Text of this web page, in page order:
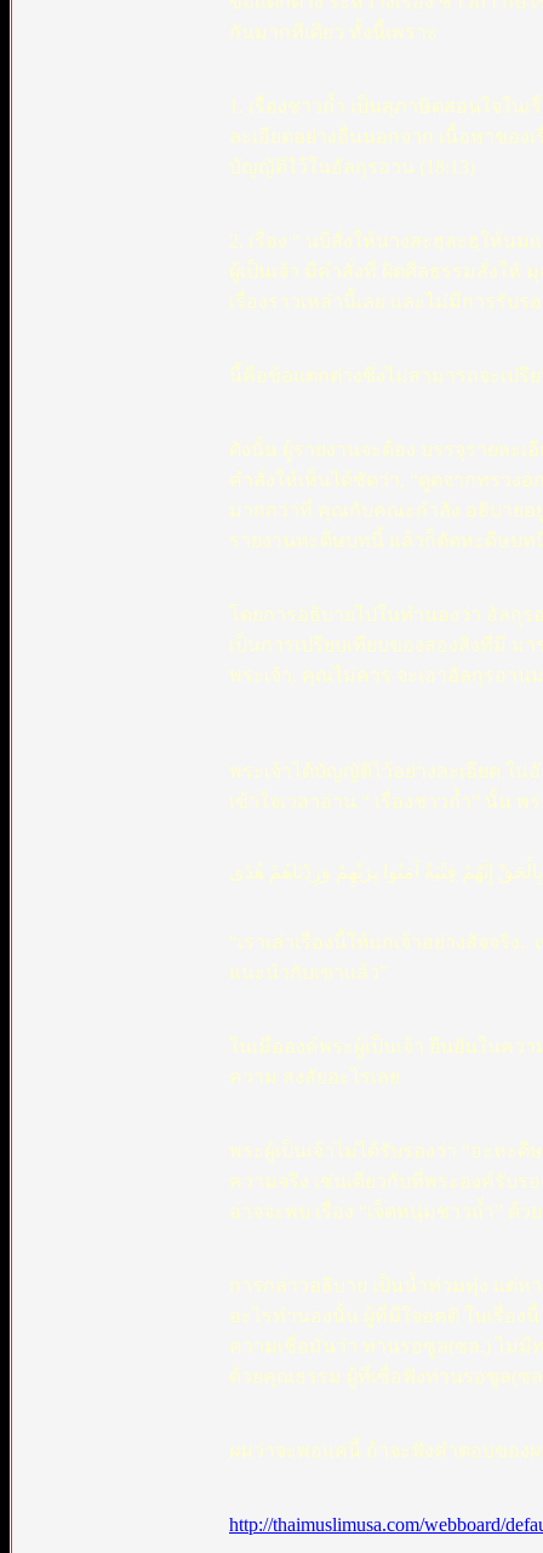
กันมากทีเดียว ทั้งนี้เพราะ
1. เรื่องชาวถ้ำ เป็นสุภาษิตสอนใจใน
ละเอียดอย่างอื่นนอกจาก เนื้อหาขอ
บัญญัติไว้ในอัลกุรอาน (18:13)
2. เรื่อง “ นบีสั่งให้นางสะฮฺละฮฺให้น
ผู้เป็นเจ้า มีคำสั่งที่ ผิดศีลธรรมสั่งให้
เรื่องราวเหล่านี้เลย และไม่มีการรับร
นี้คือข้อแตกต่างซึ่งไม่สามารถจะเปรี
ดังนั้น ผู้รายงานจะต้อง บรรจุรายละ
คำสั่งให้เห็นได้ชัดว่า, “ดูดจากทรวง
มากกว่าที่ คุณกับคณะกำลัง อธิบายอ
รายงานหะดีษบทนี้ แล้วก็ตัดหะดีษบท
โดยการอธิบายไปในทำนองว่า อัลกุร
เป็นการเปรียบเทียบของสองสิ่งที่มี ม
พระเจ้า, คุณไม่ควร จะเอาอัลกุรอา
พระเจ้าได้บัญญัติไว้อย่างละเอียด ใน
เข้าใจเวลาอ่าน “ เรื่องชาวถ้ำ” นั้น
إِنَّهُمْ فِتْيَةٌ آمَنُوا بِرَبِّهِمْ وَزِدْنَاهُمْ هُدًى
“เราเล่าเรื่องนี้ให้แก่เจ้าอย่างสัจจริ
แนะนำกับเขาแล้ว”
ในเมื่อองค์พระผู้เป็นเจ้า ยืนยันในคว
ความ สงสัยอะไรเลย
พระผู้เป็นเจ้าไม่ได้รับรองว่า “อะหะ
ความจริง เช่นเดียวกับที่พระองค์รับ
อาจจะพบ เรื่อง “เจ็ดหนุ่มชาวถ้ำ” ด้ว
การกล่าวอธิบาย เป็นน้ำท่วมทุ่ง แต่ห
อะไรทำนองนั้น ผู้ที่มีใจอคติ ในเรื่อง
ความเชื่อมั่นว่า ท่านรอซูล(ซล.) ไม่มี
ด้วยคุณธรรม ผู้ที่เชื่อฟังท่านรอซูล(ซ
ผมว่าจะพอแค่นี้ ถ้าจะฟังคำตอบของ
http://thaimuslimusa.com/webboard/